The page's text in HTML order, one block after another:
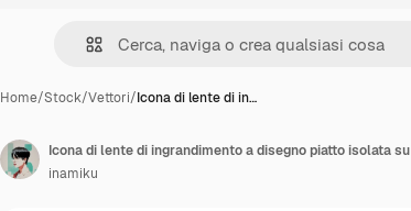
Home/Stock/Vettori/Icona di lente di in…
Icona di lente di ingrandimento a disegno piatto isolata
inamiku